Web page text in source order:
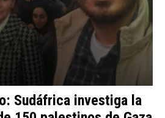
Sudáfrica investiga la